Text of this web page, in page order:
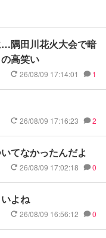
…隅田川花火大会で暗
高笑い
26/08/09 17:14:01 1
26/08/09 17:16:23 2
てなかったんだよ
26/08/09 17:02:18 0
よね
26/08/09 16:56:12 0